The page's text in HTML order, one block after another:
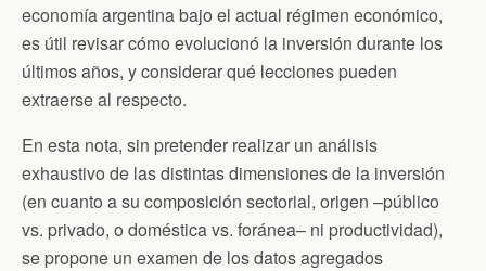
economía argentina bajo el actual régimen económico,
es útil revisar cómo evolucionó la inversión durante los
últimos años, y considerar qué lecciones pueden
extraerse al respecto.
En esta nota, sin pretender realizar un análisis
exhaustivo de las distintas dimensiones de la inversión
(en cuanto a su composición sectorial, origen –público
vs. privado, o doméstica vs. foránea– ni productividad),
se propone un examen de los datos agregados